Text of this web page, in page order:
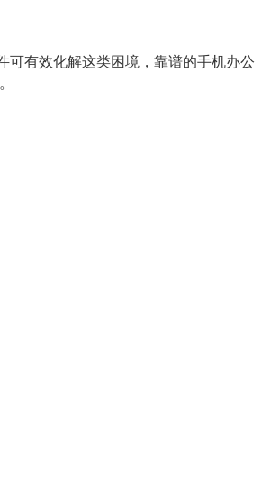
可有效化解这类困境，靠谱的手机办公